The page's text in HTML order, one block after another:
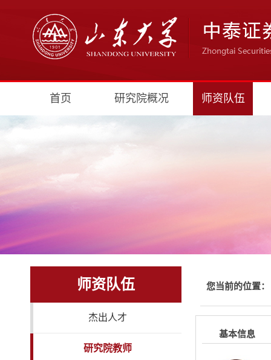
首页 研究院概况 师资队伍
师资队伍
杰出人才
研究院教师
您当前的位置：
基本信息